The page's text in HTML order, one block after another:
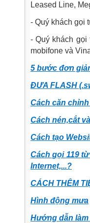
Leased Line,
- Quý khách gọi
- Quý khách
mobifone và
5 bước đơn
ĐƯA FLASH
Cách căn chỉnh
Cách nén,cắt
Cách tạo
Cách gọi 119
Internet,...?
CÁCH THÊM
Hình động mưa
Hướng dẫn